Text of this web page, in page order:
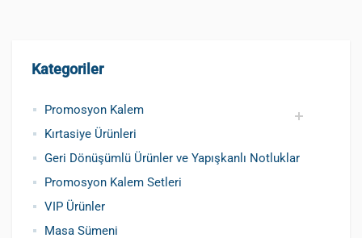
Kategoriler
Promosyon Kalem
Promosyon Metal Kalem
Promosyon Roller Kalem
Promosyon Dokunmatik Kalem
Promosyon Plastik Kalem
Geri Dönüşümlü ve Tohumlu Kalemler
Promosyon Fosforlu Kalem
Kursun Kalemler
Kırtasiye Ürünleri
Geri Dönüşümlü Ürünler ve Yapışkanlı Notluklar
Promosyon Kalem Setleri
VIP Ürünler
Masa Sümeni